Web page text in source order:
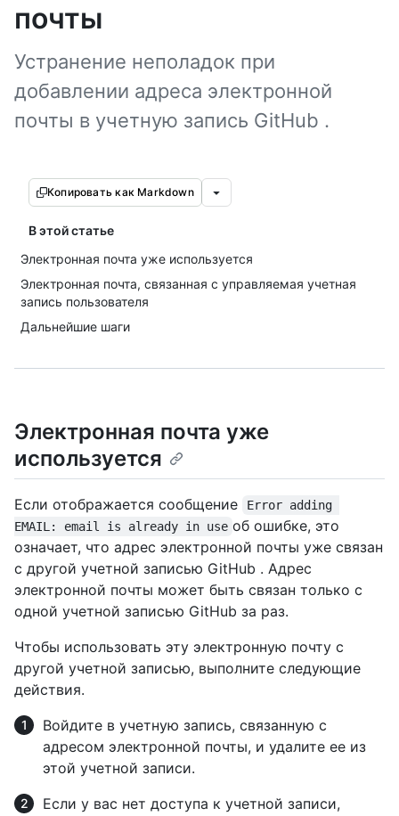
почты
Устранение неполадок при
добавлении адреса электронной
почты в учетную запись GitHub .
Копировать как Markdown
В этой статье
Электронная почта уже используется
Электронная почта, связанная с управляемая учетная
запись пользователя
Дальнейшие шаги
Электронная почта уже
используется
Если отображается сообщение
Error adding
EMAIL: email is already in use об ошибке, это
означает, что адрес электронной почты уже связан
с другой учетной записью GitHub . Адрес
электронной почты может быть связан только с
одной учетной записью GitHub за раз.
Чтобы использовать эту электронную почту с
другой учетной записью, выполните следующие
действия.
Войдите в учетную запись, связанную с
адресом электронной почты, и удалите ее из
этой учетной записи.
Если у вас нет доступа к учетной записи,